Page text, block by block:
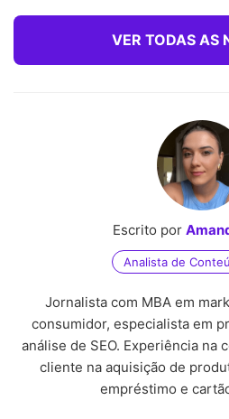
VER TODAS AS
Escrito por
Analista de
Jornalista com MBA em
consumidor, especialista em
análise de SEO. Experiência na
cliente na aquisição de
empréstimo e